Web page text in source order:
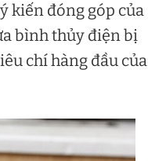
kiến đóng góp của
bình thủy điện bị
chí hàng đầu của